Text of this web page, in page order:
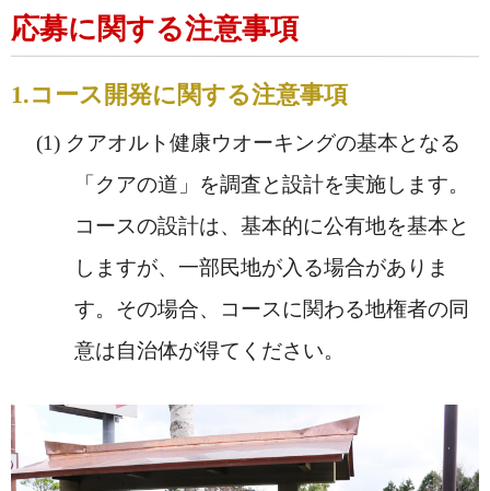
応募に関する注意事項
1.コース開発に関する注意事項
クアオルト健康ウオーキングの基本となる
「クアの道」を調査と設計を実施します。
コースの設計は、基本的に公有地を基本と
しますが、一部民地が入る場合がありま
す。その場合、コースに関わる地権者の同
意は自治体が得てください。